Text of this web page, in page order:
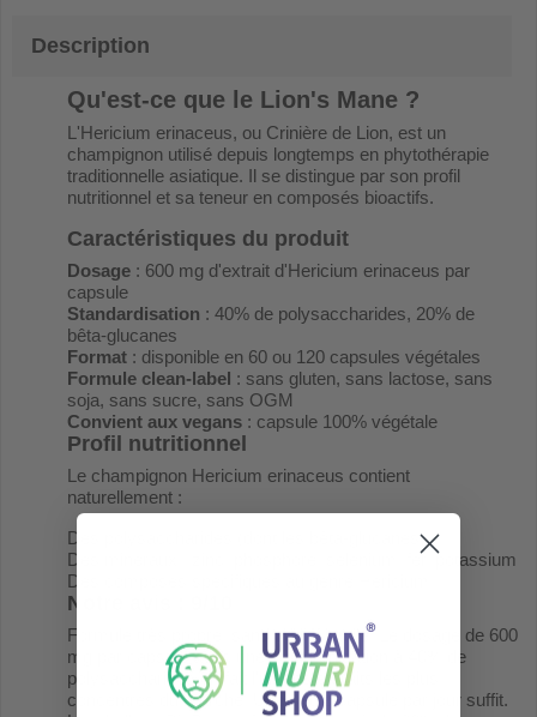
Description
Qu'est-ce que le Lion's Mane ?
L'Hericium erinaceus, ou Crinière de Lion, est un
champignon utilisé depuis longtemps en phytothérapie
traditionnelle asiatique. Il se distingue par son profil
nutritionnel et sa teneur en composés bioactifs.
Caractéristiques du produit
Dosage : 600 mg d'extrait d'Hericium erinaceus par
capsule
Standardisation : 40% de polysaccharides, 20% de
bêta-glucanes
Format : disponible en 60 ou 120 capsules végétales
Formule clean-label : sans gluten, sans lactose, sans
soja, sans sucre, sans OGM
Convient aux vegans : capsule 100% végétale
Profil nutritionnel
Le champignon Hericium erinaceus contient
naturellement :
Des polysaccharides (dont les bêta-glucanes)
Des minéraux : zinc, phosphore, sélénium, fer, potassium
Des composés spécifiques au genre Hericium
Notre avis : 9/10
Formule très propre, sans additif inutile. Le dosage de 600
mg par capsule avec une standardisation à 40% de
polysaccharides en fait l'un des extraits les plus
concentrés du marché. Une seule capsule par jour suffit.